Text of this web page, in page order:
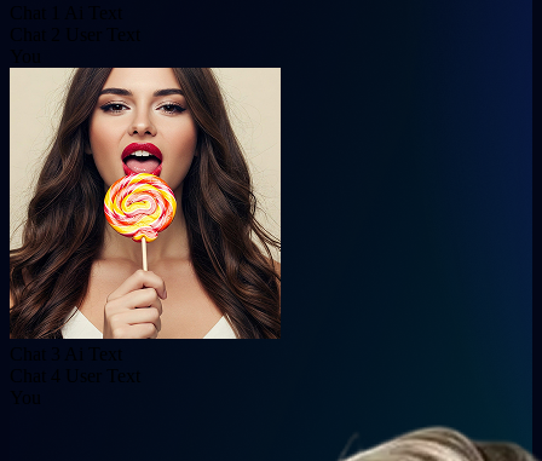
Chat 1 Ai Text
Chat 2 User Text
You
Chat 3 Ai Text
Chat 4 User Text
You